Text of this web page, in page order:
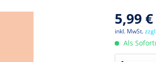
5,99
inkl. MwSt.
Als